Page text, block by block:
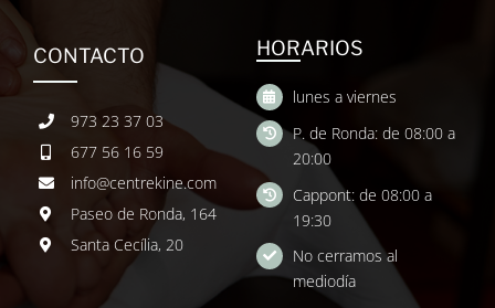
CONTACTO
973 23 37 03
677 56 16 59
info@centrekine.com
Paseo de Ronda, 164
Santa Cecília, 20
HORARIOS
lunes a viernes
P. de Ronda: de 08:00 a
20:00
Cappont: de 08:00 a
19:30
No cerramos al
mediodía